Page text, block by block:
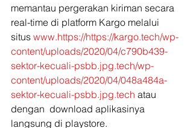
memantau pergerakan kiriman secara
real-time di platform Kargo melalui
situs www.https://https://kargo.tech/wp-
content/uploads/2020/04/c790b439-
sektor-kecuali-psbb.jpg.tech/wp-
content/uploads/2020/04/048a484a-
sektor-kecuali-psbb.jpg.tech atau
dengan  download aplikasinya
langsung di playstore.